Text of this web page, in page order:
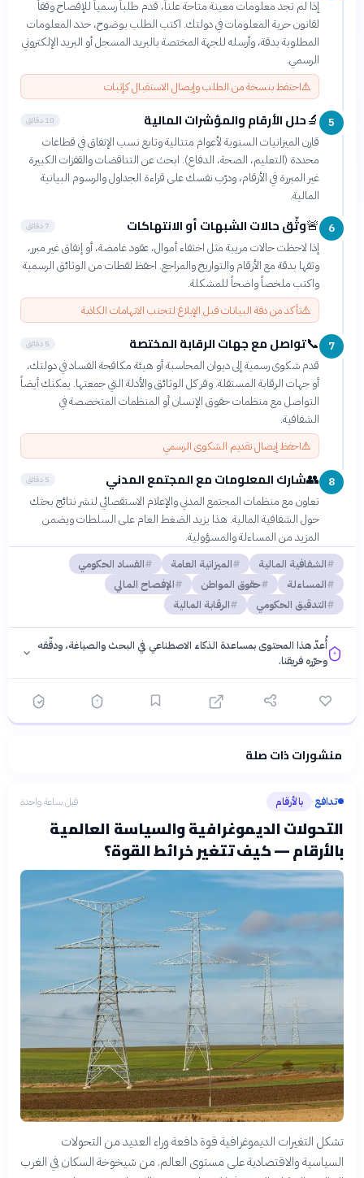
إذا لم تجد معلومات معينة متاحة علناً، قدم طلباً رسمياً للإفصاح وفقاً
لقانون حرية المعلومات في دولتك. اكتب الطلب بوضوح، حدد المعلومات
المطلوبة بدقة، وأرسله للجهة المختصة بالبريد المسجل أو البريد الإلكتروني
الرسمي.
⚠️احتفظ بنسخة من الطلب وإيصال الاستقبال كإثبات
5
🔬حلل الأرقام والمؤشرات المالية 10 دقائق
قارن الميزانيات السنوية لأعوام متتالية وتابع نسب الإنفاق في قطاعات
محددة (التعليم، الصحة، الدفاع). ابحث عن التناقضات والقفزات الكبيرة
غير المبررة في الأرقام، ودرّب نفسك على قراءة الجداول والرسوم البيانية
المالية.
6
🚨وثّق حالات الشبهات أو الانتهاكات 7 دقائق
إذا لاحظت حالات مريبة مثل اختفاء أموال، عقود غامضة، أو إنفاق غير مبرر،
وثقها بدقة مع الأرقام والتواريخ والمراجع. احفظ لقطات من الوثائق الرسمية
واكتب ملخصاً واضحاً للمشكلة.
⚠️تأكد من دقة البيانات قبل الإبلاغ لتجنب الاتهامات الكاذبة
7
📞تواصل مع جهات الرقابة المختصة 5 دقائق
قدم شكوى رسمية إلى ديوان المحاسبة أو هيئة مكافحة الفساد في دولتك،
أو جهات الرقابة المستقلة. وفر كل الوثائق والأدلة التي جمعتها. يمكنك أيضاً
التواصل مع منظمات حقوق الإنسان أو المنظمات المتخصصة في
الشفافية.
⚠️احفظ إيصال تقديم الشكوى الرسمي
8
👥شارك المعلومات مع المجتمع المدني 5 دقائق
تعاون مع منظمات المجتمع المدني والإعلام الاستقصائي لنشر نتائج بحثك
حول الشفافية المالية. هذا يزيد الضغط العام على السلطات ويضمن
المزيد من المساءلة والمسؤولية.
الشفافية المالية الميزانية العامة
الفساد الحكومي
المساءلة
حقوق المواطن
الإفصاح المالي
التدقيق الحكومي
الرقابة المالية
أُعدّ هذا المحتوى بمساعدة الذكاء الاصطناعي في البحث والصياغة، ودقّقه
وحرّره فريقنا.
فلسفتنا المعرفية· سياسة الذكاء الاصطناعيمنشورات ذات صلة
تدافع› بالأرقام قبل ساعة واحدة
التحولات الديموغرافية والسياسة العالمية
بالأرقام — كيف تتغير خرائط القوة؟
تشكل التغيرات الديموغرافية قوة دافعة وراء العديد من التحولات
السياسية والاقتصادية على مستوى العالم. من شيخوخة السكان في الغرب